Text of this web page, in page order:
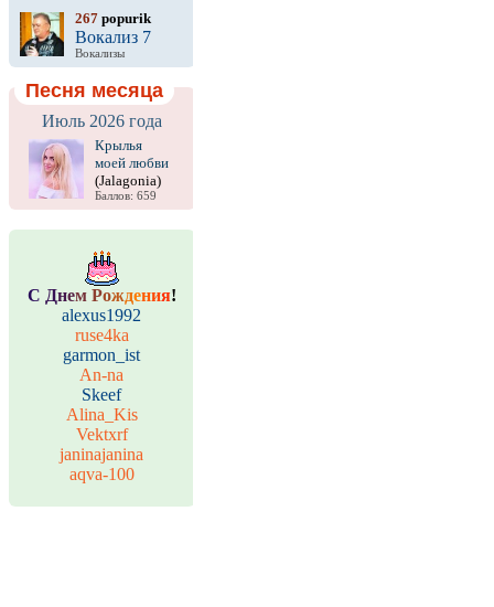
267 popurik
Вокализ 7
Вокализы
Песня месяца
Июль 2026 года
Крылья
моей любви
(Jalagonia)
Баллов: 659
С Днем Рождения!
alexus1992
ruse4ka
garmon_ist
An-na
Skeef
Alina_Kis
Vektxrf
janinajanina
aqva-100